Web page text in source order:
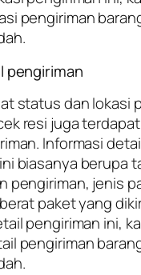
pengiriman
pengiriman
status dan lokasi
resi juga
Informasi
biasanya berupa
pengiriman, jenis
paket yang
pengiriman ini,
pengiriman